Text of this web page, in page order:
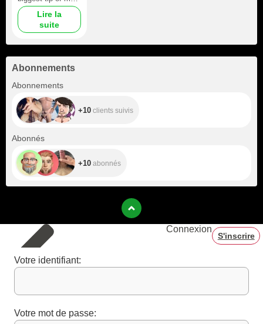
life!
Lire la
suite
Abonnements
Abonnements
+10 clients suivis
Abonnés
+10 abonnés
Connexion
S'inscrire
Votre identifiant:
Votre mot de passe: